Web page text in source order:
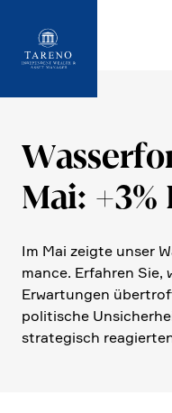
Startseite
Mai:
Im Mai zeigte unser
mance. Erfahren Sie,
Erwar­tungen
politi­sche
strate­gisch